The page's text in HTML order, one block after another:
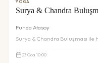
YOGA
Surya & Chandra
Funda Atasoy
Surya & Chandra Buluşması
23Oca 10:00